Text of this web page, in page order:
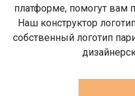
платформе, помогут вам
Наш конструктор
собственный логотип